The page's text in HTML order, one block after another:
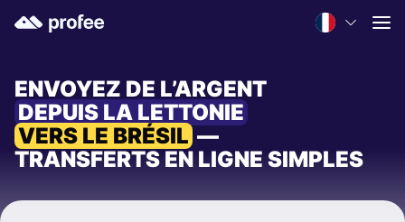
ENVOYEZ DE L’ARGENT
DEPUIS LA LETTONIE
VERS LE BRÉSIL —
TRANSFERTS EN LIGNE SIMPLES